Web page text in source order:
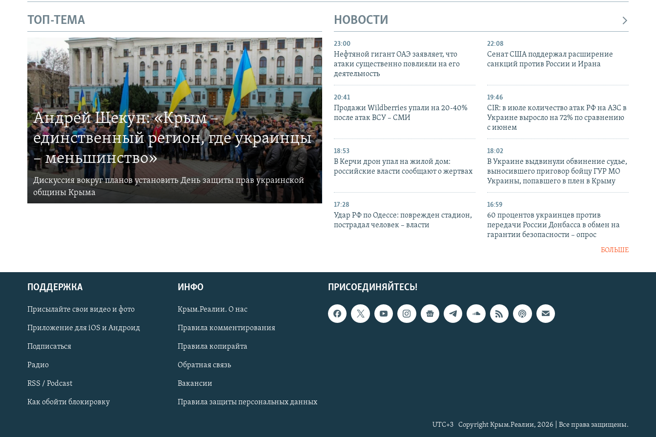
Українською
Qırımtatar
ПРИСОЕДИНЯЙТЕСЬ!
ТОП-ТЕМА
Андрей Щекун: «Крым –
единственный регион, где украинцы
– меньшинство»
Дискуссия вокруг планов установить День защиты прав украинской
общины Крыма
НОВОСТИ
23:00
Нефтяной гигант ОАЭ заявляет, что
атаки существенно повлияли на его
деятельность
22:08
Сенат США поддержал расширение
санкций против России и Ирана
20:41
Продажи Wildberries упали на 20-40%
после атак ВСУ – СМИ
19:46
CIR: в июле количество атак РФ на АЗС в
Украине выросло на 72% по сравнению
с июнем
18:53
В Керчи дрон упал на жилой дом:
российские власти сообщают о жертвах
18:02
В Украине выдвинули обвинение судье,
выносившего приговор бойцу ГУР МО
Украины, попавшего в плен в Крыму
17:28
Удар РФ по Одессе: поврежден стадион,
пострадал человек – власти
16:59
60 процентов украинцев против
передачи России Донбасса в обмен на
гарантии безопасности – опрос
БОЛЬШЕ
ПРИСОЕДИНЯЙТЕСЬ!
ПОДДЕРЖКА
Присылайте свои видео и фото
Приложение для iOS и Андроид
Подписаться
Радио
RSS / Podcast
Как обойти блокировку
ИНФО
Крым.Реалии. О нас
Правила комментирования
Правила копирайта
Обратная связь
Вакансии
Правила защиты персональных данных
Copyright Крым.Реалии, 2026 | Все права защищены.
UTC+3